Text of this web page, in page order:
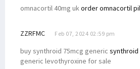
omnacortil 40mg ukorder omnacortil
ZZRFMC Feb 07, 2024 02:59 pm
buy synthroid 75mcg generic synthroid
generic levothyroxine for sale